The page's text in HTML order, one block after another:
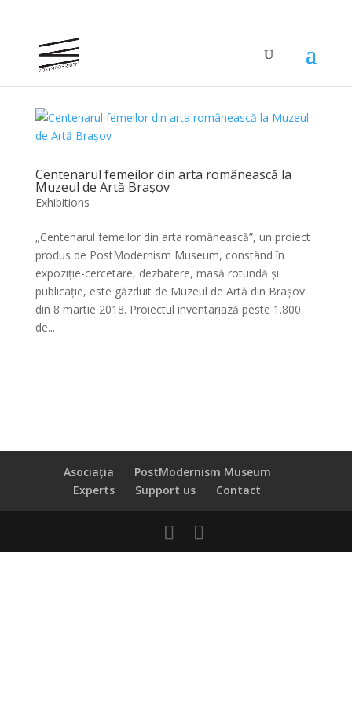
Centenarul femeilor din arta românească la
Muzeul de Artă Brașov
Exhibitions
„Centenarul femeilor din arta românească”, un proiect
produs de PostModernism Museum, constând în
expoziție-cercetare, dezbatere, masă rotundă și
publicație, este găzduit de Muzeul de Artă din Brașov
din 8 martie 2018. Proiectul inventariază peste 1.800
de...
Asociația
PostModernism Museum
Experts
Support us Contact